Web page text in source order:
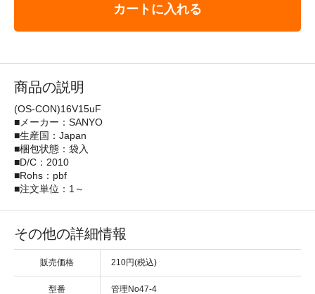
カートに入れる
商品の説明
(OS-CON)16V15uF
■メーカー：SANYO
■生産国：Japan
■梱包状態：袋入
■D/C：2010
■Rohs：pbf
■注文単位：1～
その他の詳細情報
販売価格 210円(税込)
型番 管理No47-4